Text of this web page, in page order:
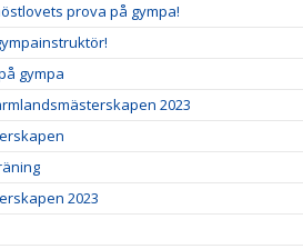
prova på gympa!
gympa
2023
2023